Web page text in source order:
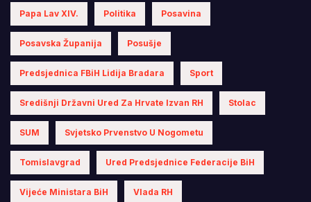
Papa Lav XIV. Politika Posavina
Posavska Županija Posušje
Predsjednica FBiH Lidija Bradara Sport
Središnji Državni Ured Za Hrvate Izvan RH Stolac
SUM Svjetsko Prvenstvo U Nogometu
Tomislavgrad Ured Predsjednice Federacije BiH
Vijeće Ministara BiH Vlada RH